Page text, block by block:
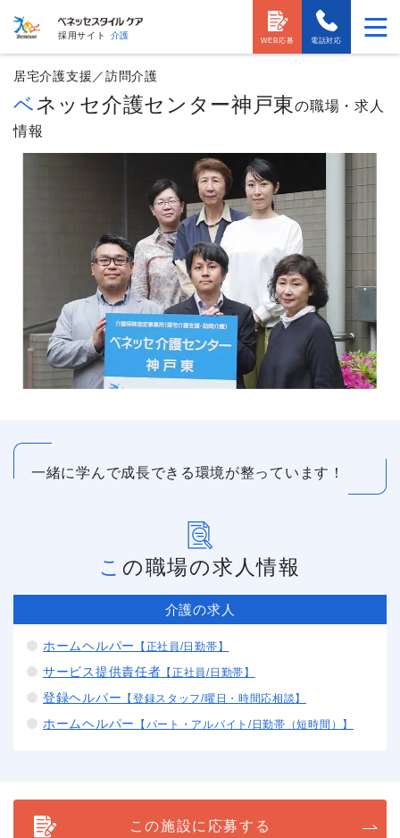
採用サイト 介護
電話対応
WEB応募
居宅介護支援／訪問介護
ベネッセ介護センター神戸東の職場・求人
情報
一緒に学んで成長できる環境が整っています！
この職場の求人情報
介護の求人
ホームヘルパー 【正社員/日勤帯】
サービス提供責任者 【正社員/日勤帯】
登録ヘルパー 【登録スタッフ/曜日・時間応相談】
ホームヘルパー 【パート・アルバイト/日勤帯（短時間）】
この施設に応募する